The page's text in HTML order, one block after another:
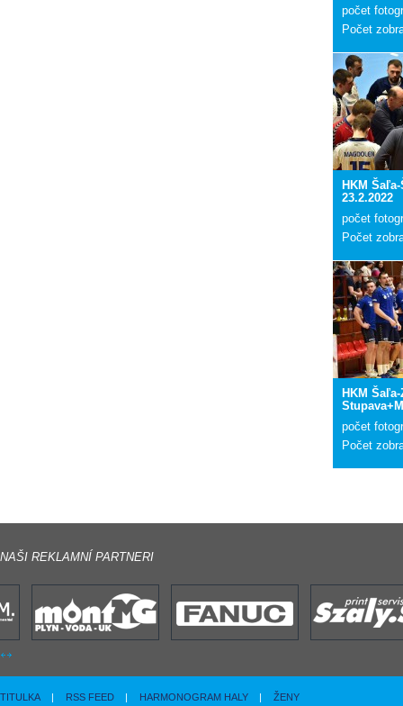
počet
Počet
HKM
23.2.2022
počet
Počet
HKM Šaľa-
počet
Počet
NAŠI REKLAMNÍ PARTNERI
TITULKA | RSS FEED | HARMONOGRAM HALY | ŽENY